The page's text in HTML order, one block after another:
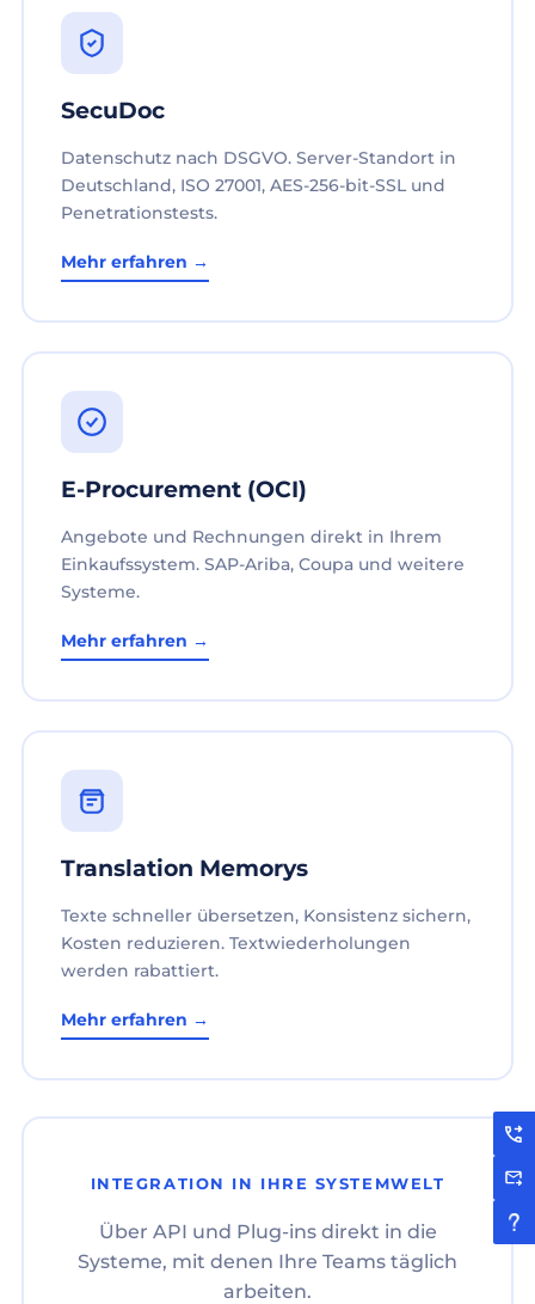
SecuDoc
Datenschutz nach DSGVO. Server-Standort in
Deutschland, ISO 27001, AES-256-bit-SSL und
Penetrationstests.
Mehr erfahren →
E-Procurement (OCI)
Angebote und Rechnungen direkt in Ihrem
Einkaufssystem. SAP-Ariba, Coupa und weitere
Systeme.
Mehr erfahren →
Translation Memorys
Texte schneller übersetzen, Konsistenz sichern,
Kosten reduzieren. Textwiederholungen
werden rabattiert.
Mehr erfahren →
INTEGRATION IN IHRE SYSTEMWELT
Über API und Plug-ins direkt in die
Systeme, mit denen Ihre Teams täglich
arbeiten.